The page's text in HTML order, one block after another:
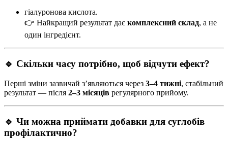
гіалуронова кислота.
👉 Найкращий результат дає комплексний склад, а не
один інгредієнт.
🔹 Скільки часу потрібно, щоб відчути ефект?
Перші зміни зазвичай з’являються через 3–4 тижні, стабільний
результат — після 2–3 місяців регулярного прийому.
🔹 Чи можна приймати добавки для суглобів
профілактично?